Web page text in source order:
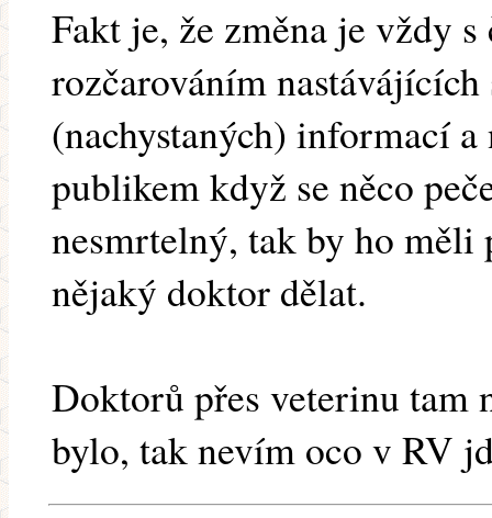
Fakt je, že změna je vždy
rozčarováním
(nachystaných) informací
publikem když se něco
nesmrtelný, tak by ho
nějaký doktor dělat.
Doktorů přes veterinu tam
bylo, tak nevím oco v RV